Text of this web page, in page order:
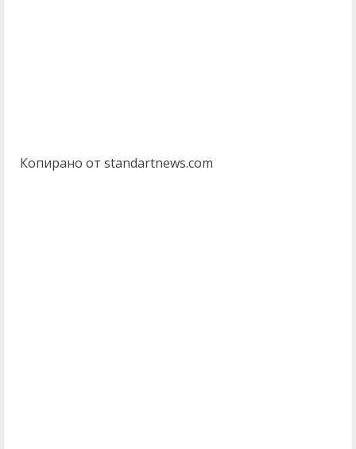
Копирано от standartnews.com